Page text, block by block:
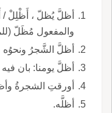
أظلَّ يُظلّ ، أَظْلِلْ /
والمفعول مُظَلّ
أظلَّ الشَّجرُ
أظلَّ يومنا: بان
أورقتِ الشجرةُ
أظلَّه.